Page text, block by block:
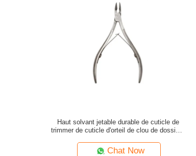
Haut solvant jetable durable de cuticle de
trimmer de cuticle d'orteil de clou de dossiers
Chat Now